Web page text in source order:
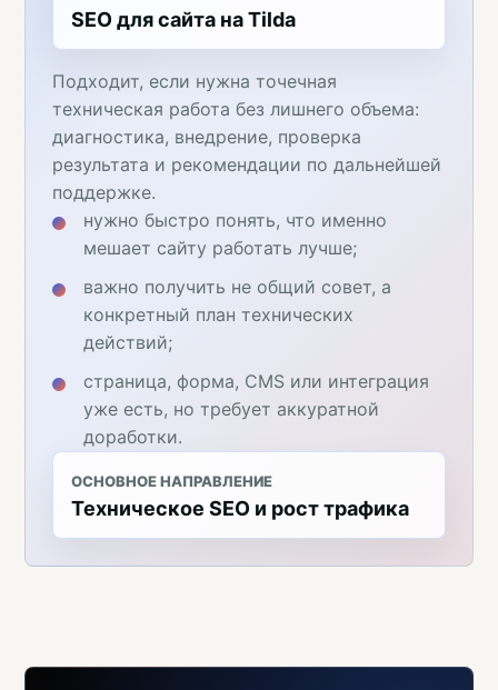
SEO для сайта на Tilda
Подходит, если нужна точечная
техническая работа без лишнего объема:
диагностика, внедрение, проверка
результата и рекомендации по дальнейшей
поддержке.
нужно быстро понять, что именно
мешает сайту работать лучше;
важно получить не общий совет, а
конкретный план технических
действий;
страница, форма, CMS или интеграция
уже есть, но требует аккуратной
доработки.
ОСНОВНОЕ НАПРАВЛЕНИЕ
Техническое SEO и рост трафика